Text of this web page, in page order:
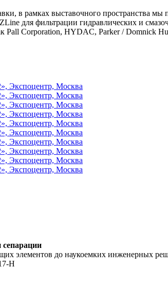
в рамках выставочного пространства мы
для фильтрации гидравлических и
Pall Corporation, HYDAC, Parker / Domnick
сепарации
элементов до наукоемких инженерных
Н